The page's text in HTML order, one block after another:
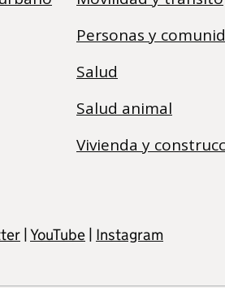
Personas y
Salud
Salud animal
Vivienda y
YouTube Instagram